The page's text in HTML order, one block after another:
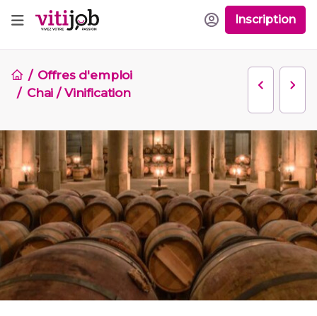
Inscription
Offres d'emploi
Chai / Vinification